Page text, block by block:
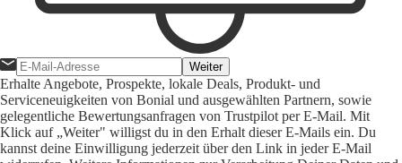
Weiter
Erhalte Angebote, Prospekte, lokale Deals, Produkt- und
Serviceneuigkeiten von Bonial und ausgewählten Partnern, sowie
gelegentliche Bewertungsanfragen von Trustpilot per E-Mail. Mit
Klick auf „Weiter" willigst du in den Erhalt dieser E-Mails ein. Du
kannst deine Einwilligung jederzeit über den Link in jeder E-Mail